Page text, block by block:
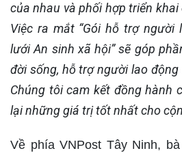
của nhau và phối hợp triển
Việc ra mắt “Gói hỗ trợ người
lưới An sinh xã hội” sẽ góp
đời sống, hỗ trợ người lao
Chúng tôi cam kết đồng hành
lại những giá trị tốt nhất cho
Về phía VNPost Tây Ninh,